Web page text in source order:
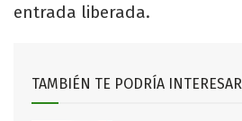
entrada liberada.
TAMBIÉN TE PODRÍA INTERESAR